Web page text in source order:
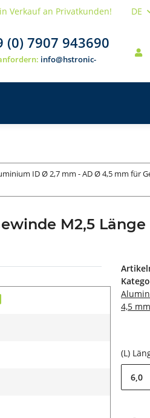
DE
Verkauf an Privatkunden!
(0) 7907 943690
info@hstronic-
ID Ø 2,7 mm - AD Ø 4,5 mm für
M2,5
4,5
(L)
6,0